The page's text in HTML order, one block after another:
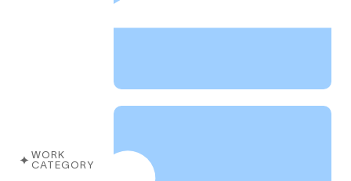
WORK
CATEGORY